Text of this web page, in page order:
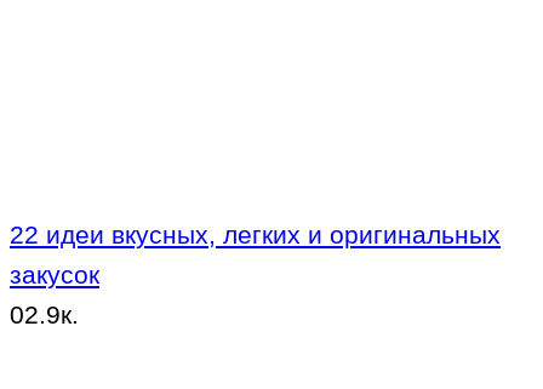
22 идеи вкусных, легких и оригинальных
закусок
02.9к.